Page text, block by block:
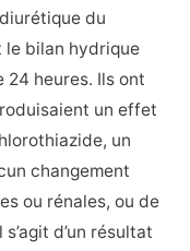
du
le bilan hydrique
24 heures. Ils ont
un effet
un
changement
ou rénales, ou de
s’agit d’un résultat